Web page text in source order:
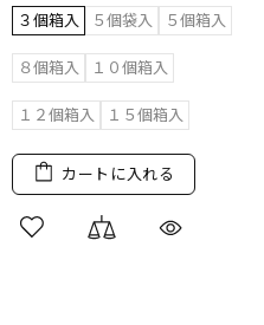
３個箱入 ５個袋入 ５個箱入
８個箱入 １０個箱入
１２個箱入 １５個箱入
カートに入れる